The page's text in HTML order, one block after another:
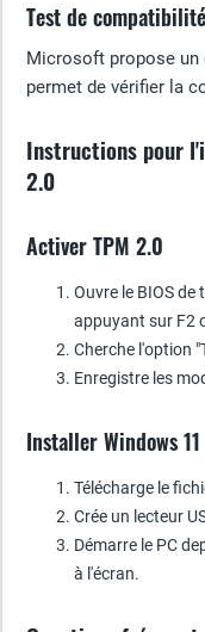
Test de compatibilité
Microsoft propose un
permet de vérifier la
Instructions pour
2.0
Activer TPM 2.0
Ouvre le BIOS
appuyant sur F2
Cherche l'option
Enregistre les
Installer Windows 11
Télécharge le
Crée un lecteur
Démarre le PC
à l'écran.